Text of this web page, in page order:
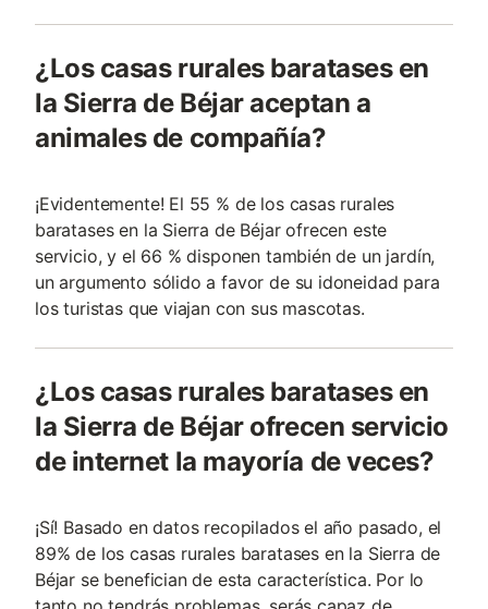
¿Los casas rurales baratases en
la Sierra de Béjar aceptan a
animales de compañía?
¡Evidentemente! El 55 % de los casas rurales
baratases en la Sierra de Béjar ofrecen este
servicio, y el 66 % disponen también de un jardín,
un argumento sólido a favor de su idoneidad para
los turistas que viajan con sus mascotas.
¿Los casas rurales baratases en
la Sierra de Béjar ofrecen servicio
de internet la mayoría de veces?
¡Sí! Basado en datos recopilados el año pasado, el
89% de los casas rurales baratases en la Sierra de
Béjar se benefician de esta característica. Por lo